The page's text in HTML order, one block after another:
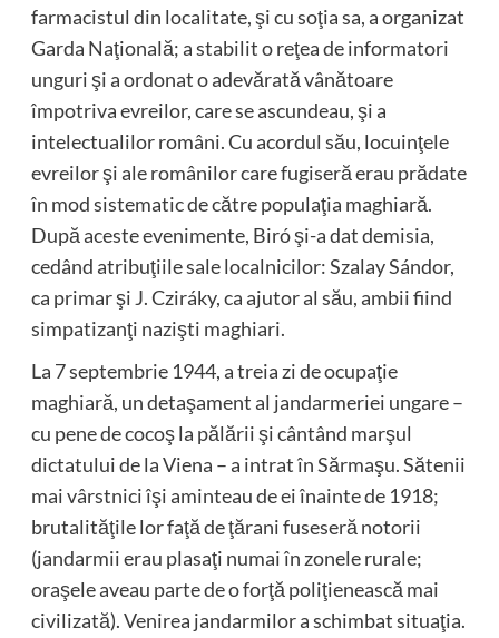
farmacistul din localitate, şi cu soţia sa, a organizat
Garda Naţională; a stabilit o reţea de informatori
unguri şi a ordonat o adevărată vânătoare
împotriva evreilor, care se ascundeau, şi a
intelectualilor români. Cu acordul său, locuinţele
evreilor şi ale românilor care fugiseră erau prădate
în mod sistematic de către populaţia maghiară.
După aceste evenimente, Biró şi-a dat demisia,
cedând atribuţiile sale localnicilor: Szalay Sándor,
ca primar şi J. Cziráky, ca ajutor al său, ambii fiind
simpatizanţi nazişti maghiari.
La 7 septembrie 1944, a treia zi de ocupaţie
maghiară, un detaşament al jandarmeriei ungare –
cu pene de cocoş la pălării şi cântând marşul
dictatului de la Viena – a intrat în Sărmaşu. Sătenii
mai vârstnici îşi aminteau de ei înainte de 1918;
brutalităţile lor faţă de ţărani fuseseră notorii
(jandarmii erau plasaţi numai în zonele rurale;
oraşele aveau parte de o forţă poliţienească mai
civilizată). Venirea jandarmilor a schimbat situaţia.